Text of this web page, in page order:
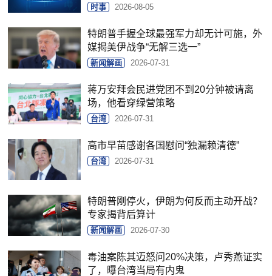
时事 2026-08-05
特朗普手握全球最强军力却无计可施，外
媒揭美伊战争“无解三选一”
新闻解画 2026-07-31
蒋万安拜会民进党团不到20分钟被请离
场，他看穿绿营策略
台湾 2026-07-31
高市早苗感谢各国慰问“独漏赖清德”
台湾 2026-07-31
特朗普刚停火，伊朗为何反而主动开战？
专家揭背后算计
新闻解画 2026-07-30
毒油案陈其迈怒问20%决策，卢秀燕证实
了，曝台湾当局有内鬼